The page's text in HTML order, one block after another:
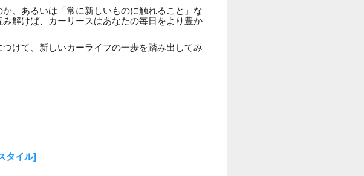
、あるいは「常に新しいものに触れること」な
解けば、カーリースはあなたの毎日をより豊か
けて、新しいカーライフの一歩を踏み出してみ
タイル]